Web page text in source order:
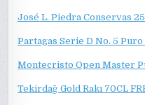
José L. Piedra Conservas
Partagas Serie D No. 5 Puro
Montecristo Open Master
Tekirdağ Gold Rakı 70CL